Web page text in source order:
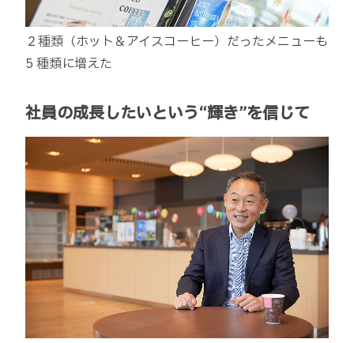
２種類（ホット＆アイスコーヒー）だったメニューも
5 種類に増えた
社員の成長したいという“輝き”を信じて